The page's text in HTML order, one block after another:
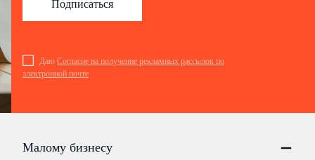
Даю Согласие на получение рекламных рассылок по
электронной почте
Подписаться
Малому бизнесу